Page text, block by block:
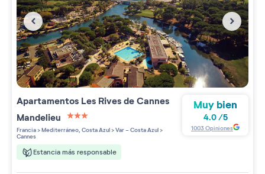
Apartamentos Les Rives de Cannes
Mandelieu
3 étoiles sur 5
Francia>Mediterráneo, Costa Azul>Var - Costa Azul>
Cannes
Estancia más responsable
Muy bien
4.0 /5
1003Opiniones